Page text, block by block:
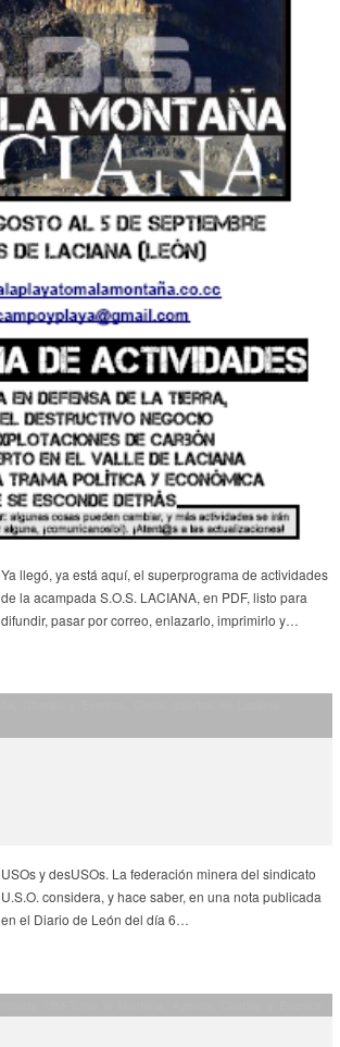
Ya llegó, ya está aquí, el superprograma de actividades
de la acampada S.O.S. LACIANA, en PDF, listo para
difundir, pasar por correo, enlazarlo, imprimirlo y…
USOs y desUSOs. La federación minera del sindicato
U.S.O. considera, y hace saber, en una nota publicada
en el Diario de León del día 6…